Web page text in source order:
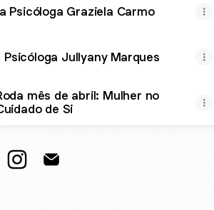
Psicóloga Graziela Carmo
Jullyany Marques
mês de abril: Mulher no
de Si